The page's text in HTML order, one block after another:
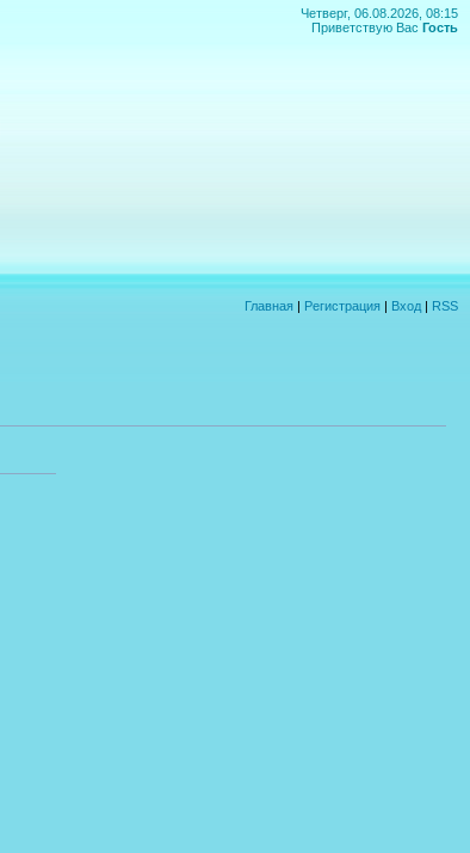
Четверг, 06.08.2026, 08:15
Приветствую Вас Гость
Главная | Регистрация | Вход | RSS